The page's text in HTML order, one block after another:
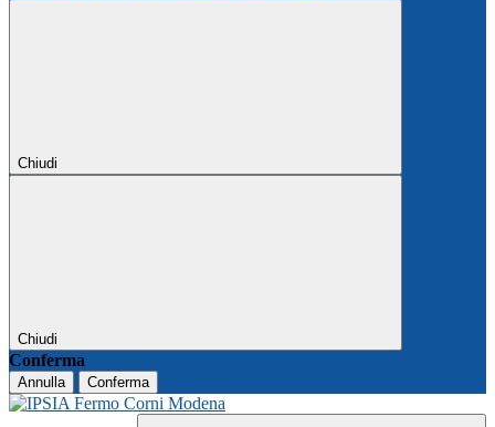
Chiudi
Chiudi
Conferma
Annulla Conferma